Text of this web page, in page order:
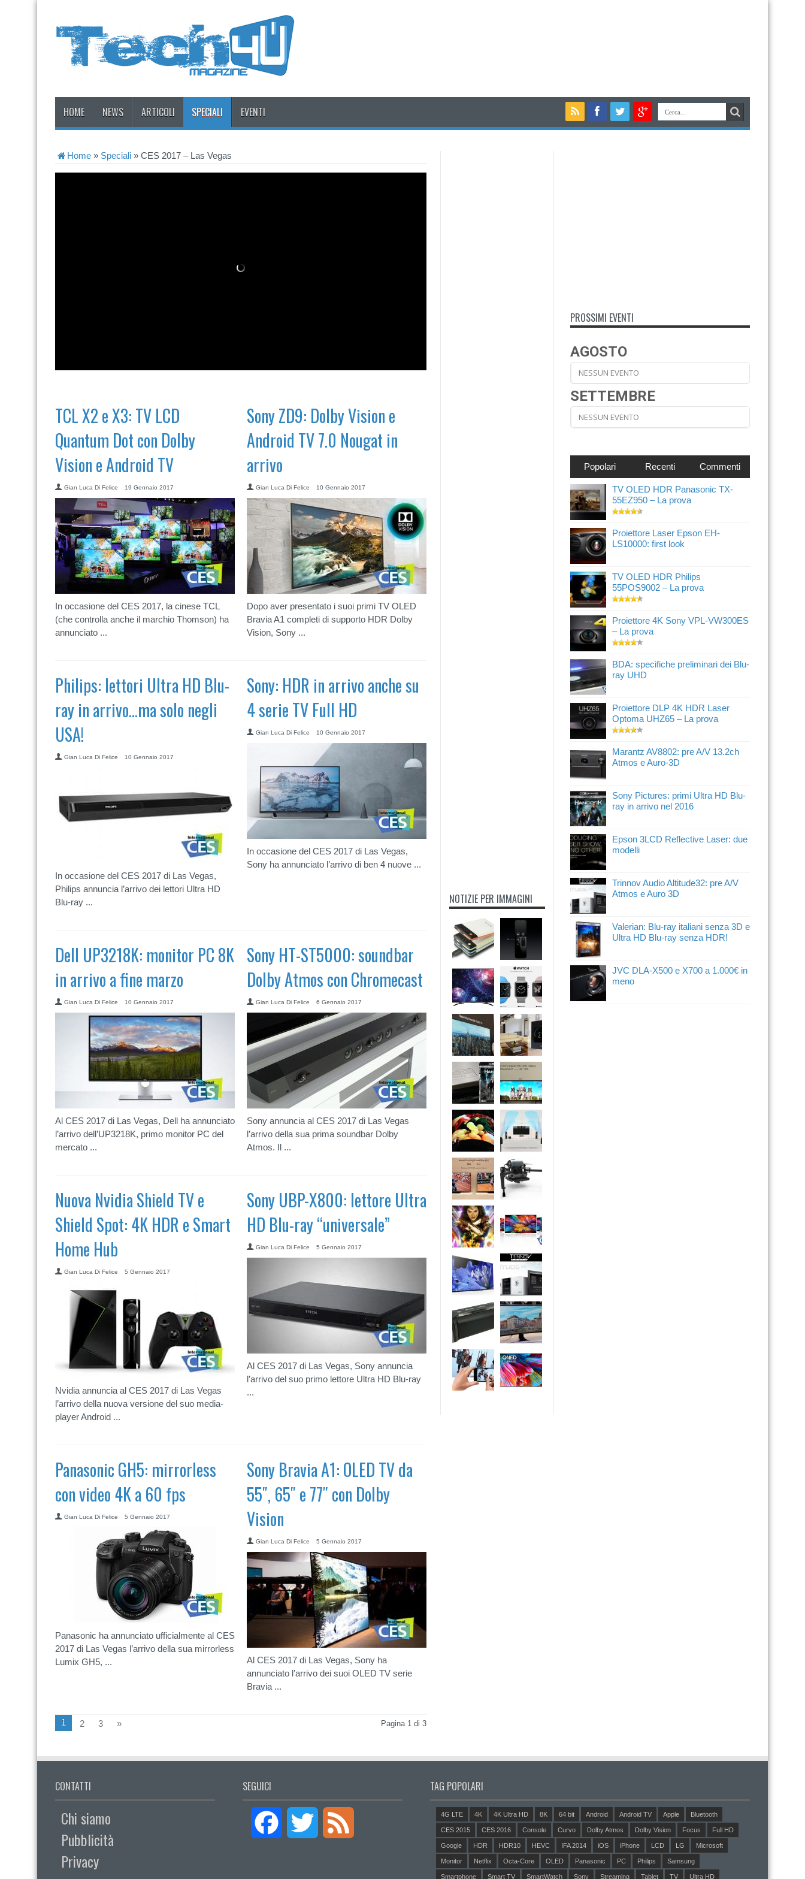
HOME NEWS ARTICOLI SPECIALI EVENTI
Home » Speciali » CES 2017 – Las Vegas
TCL X2 e X3: TV LCD
Quantum Dot con Dolby
Vision e Android TV
Gian Luca Di Felice 19 Gennaio 2017
In occasione del CES 2017, la cinese TCL
(che controlla anche il marchio Thomson) ha
annunciato ...
Sony ZD9: Dolby Vision e
Android TV 7.0 Nougat in
arrivo
Gian Luca Di Felice 10 Gennaio 2017
Dopo aver presentato i suoi primi TV OLED
Bravia A1 completi di supporto HDR Dolby
Vision, Sony ...
Philips: lettori Ultra HD Blu-
ray in arrivo…ma solo negli
USA!
Gian Luca Di Felice 10 Gennaio 2017
In occasione del CES 2017 di Las Vegas,
Philips annuncia l’arrivo dei lettori Ultra HD
Blu-ray ...
Sony: HDR in arrivo anche su
4 serie TV Full HD
Gian Luca Di Felice 10 Gennaio 2017
In occasione del CES 2017 di Las Vegas,
Sony ha annunciato l’arrivo di ben 4 nuove ...
Dell UP3218K: monitor PC 8K
in arrivo a fine marzo
Gian Luca Di Felice 10 Gennaio 2017
Al CES 2017 di Las Vegas, Dell ha annunciato
l’arrivo dell’UP3218K, primo monitor PC del
mercato ...
Sony HT-ST5000: soundbar
Dolby Atmos con Chromecast
Gian Luca Di Felice 6 Gennaio 2017
Sony annuncia al CES 2017 di Las Vegas
l’arrivo della sua prima soundbar Dolby
Atmos. Il ...
Nuova Nvidia Shield TV e
Shield Spot: 4K HDR e Smart
Home Hub
Gian Luca Di Felice 5 Gennaio 2017
Nvidia annuncia al CES 2017 di Las Vegas
l’arrivo della nuova versione del suo media-
player Android ...
Sony UBP-X800: lettore Ultra
HD Blu-ray “universale”
Gian Luca Di Felice 5 Gennaio 2017
Al CES 2017 di Las Vegas, Sony annuncia
l’arrivo del suo primo lettore Ultra HD Blu-ray
...
Panasonic GH5: mirrorless
con video 4K a 60 fps
Gian Luca Di Felice 5 Gennaio 2017
Panasonic ha annunciato ufficialmente al CES
2017 di Las Vegas l’arrivo della sua mirrorless
Lumix GH5, ...
Sony Bravia A1: OLED TV da
55″, 65″ e 77″ con Dolby
Vision
Gian Luca Di Felice 5 Gennaio 2017
Al CES 2017 di Las Vegas, Sony ha
annunciato l’arrivo dei suoi OLED TV serie
Bravia ...
Pagina 1 di 3
1 2 3 »
NOTIZIE PER IMMAGINI
PROSSIMI EVENTI
AGOSTO
NESSUN EVENTO
SETTEMBRE
NESSUN EVENTO
Popolari Recenti Commenti
TV OLED HDR Panasonic TX-
55EZ950 – La prova
Proiettore Laser Epson EH-
LS10000: first look
TV OLED HDR Philips
55POS9002 – La prova
Proiettore 4K Sony VPL-VW300ES
– La prova
BDA: specifiche preliminari dei Blu-
ray UHD
Proiettore DLP 4K HDR Laser
Optoma UHZ65 – La prova
Marantz AV8802: pre A/V 13.2ch
Atmos e Auro-3D
Sony Pictures: primi Ultra HD Blu-
ray in arrivo nel 2016
Epson 3LCD Reflective Laser: due
modelli
Trinnov Audio Altitude32: pre A/V
Atmos e Auro 3D
Valerian: Blu-ray italiani senza 3D e
Ultra HD Blu-ray senza HDR!
JVC DLA-X500 e X700 a 1.000€ in
meno
CONTATTI
Chi siamo
Pubblicità
Privacy
SEGUICI
Facebook Twitter
TAG POPOLARI
4G LTE 4K 4K Ultra HD 8K 64 bit Android Android TV Apple Bluetooth
CES 2015 CES 2016 Console Curvo Dolby Atmos Dolby Vision Focus Full HD
Google HDR HDR10 HEVC IFA 2014 iOS iPhone LCD LG Microsoft
Monitor Netflix Octa-Core OLED Panasonic PC Philips Samsung
Smartphone Smart TV SmartWatch Sony Streaming Tablet TV Ultra HD